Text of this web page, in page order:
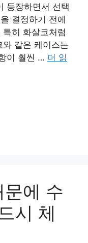
등장하면서 선택
결정하기 전에
히 화살코처럼
같은 케이스는
이 훨씬 … 더 읽
에 수
시 체